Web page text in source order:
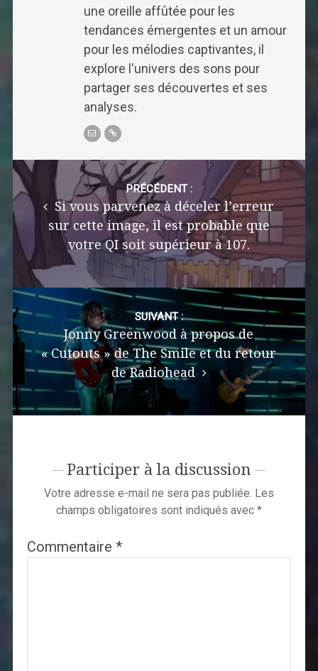
une oreille affûtée pour les
tendances émergentes et un amour
pour les mélodies captivantes, il
explore l'univers des sons pour
partager ses découvertes et ses
analyses.
Post
navigation
PRÉCÉDENT :
Si vous parvenez à déceler l’erreur
sur cette image, il est probable que
votre QI soit supérieur à 107.
SUIVANT :
Jonny Greenwood à propos de
« Cutouts » de The Smile et du retour
de Radiohead
Participer à la discussion
Votre adresse e-mail ne sera pas publiée. Les
champs obligatoires sont indiqués avec *
Commentaire *